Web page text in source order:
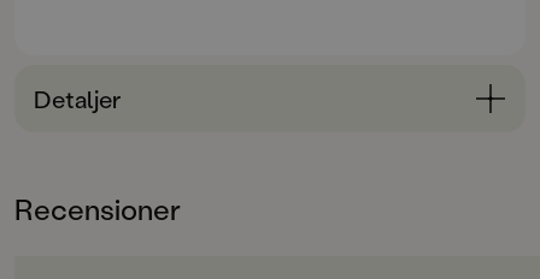
Detaljer
3-6
Recensioner